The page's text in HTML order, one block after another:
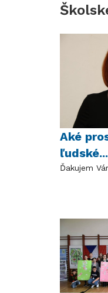
Aké
Ďakujem